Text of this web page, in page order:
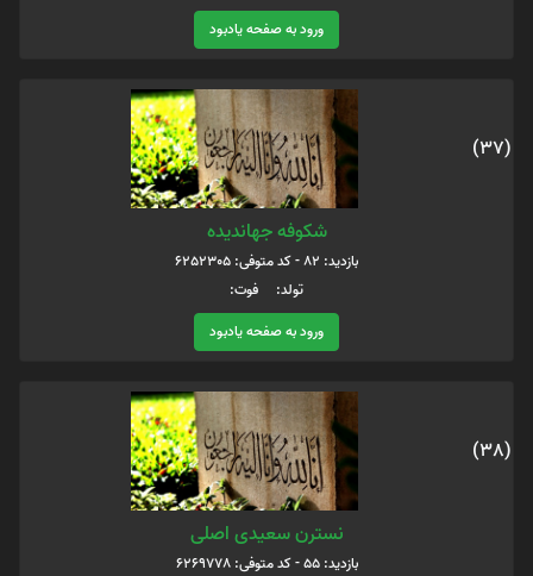
ورود به صفحه یادبود
(37)
شکوفه جهاندیده
بازدید: 82 - کد متوفی: 6252305
تولد: فوت:
ورود به صفحه یادبود
(38)
نسترن سعیدی اصلی
بازدید: 55 - کد متوفی: 6269778